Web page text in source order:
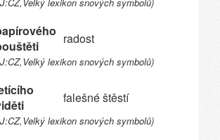
radost
lexikon snových symbolů)
falešné štěstí
lexikon snových symbolů)